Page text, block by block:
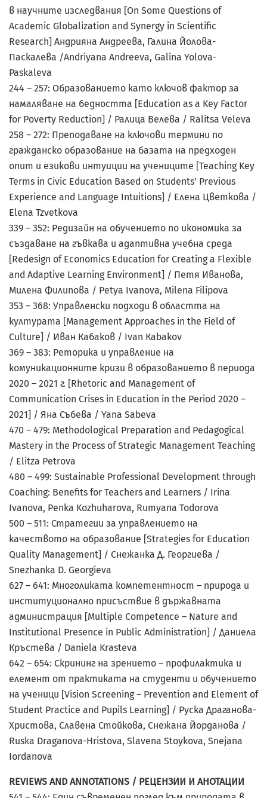
в научните изследвания [On Some Questions of
Academic Globalization and Synergy in Scientific
Research] Андрияна Андреева, Галина Йолова-
Паскалева /Andriyana Andreeva, Galina Yolova-
Paskaleva
244 – 257: Образованието като ключов фактор за
намаляване на бедността [Education as a Key Factor
for Poverty Reduction] / Ралица Велева / Ralitsa Veleva
258 – 272: Преподаване на ключови термини по
гражданско образование на базата на предходен
опит и езикови интуиции на учениците [Teaching Key
Terms in Civic Education Based on Students’ Previous
Experience and Language Intuitions] / Елена Цветкова /
Elena Tzvetkova
339 – 352: Редизайн на обучението по икономика за
създаване на гъвкава и адаптивна учебна среда
[Redesign of Economics Education for Creating a Flexible
and Adaptive Learning Environment] / Петя Иванова,
Милена Филипова / Petya Ivanova, Milena Filipova
353 – 368: Управленски подходи в областта на
културата [Management Approaches in the Field of
Culture] / Иван Кабаков / Ivan Кabaкov
369 – 383: Реторика и управление на
комуникационните кризи в образованието в периода
2020 – 2021 г. [Rhetoric and Management of
Communication Crises in Education in the Period 2020 –
2021] / Яна Събева / Yana Sabeva
470 – 479: Methodological Preparation and Pedagogical
Mastery in the Process of Strategic Management Teaching
/ Elitza Petrova
480 – 499: Sustainable Professional Development through
Coaching: Benefits for Teachers and Learners / Irina
Ivanova, Penka Kozhuharova, Rumyana Todorova
500 – 511: Стратегии за управлението на
качеството на образование [Strategies for Education
Quality Management] / Снежанка Д. Георгиева /
Snezhanka D. Georgieva
627 – 641: Многоликата компетентност – природа и
институционално присъствие в държавната
администрация [Multiple Competence – Nature and
Institutional Presence in Public Administration] / Даниела
Кръстева / Daniela Krasteva
642 – 654: Скрининг на зрението – профилактика и
елемент от практиката на студенти и обучението
на ученици [Vision Screening – Prevention and Element of
Student Practice and Pupils Learning] / Руска Драганова-
Христова, Славена Стойкова, Снежана Йорданова /
Ruska Draganova-Hristova, Slavena Stoykova, Snejana
Iordanova
REVIEWS AND ANNOTATIONS / РЕЦЕНЗИИ И АНОТАЦИИ